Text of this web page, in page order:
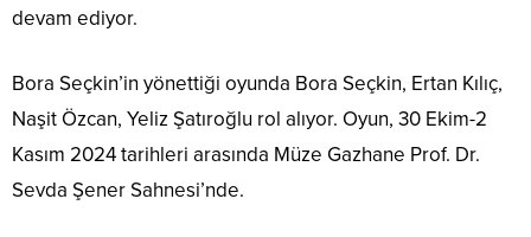
devam ediyor.
Bora Seçkin’in yönettiği oyunda Bora Seçkin, Ertan Kılıç,
Naşit Özcan, Yeliz Şatıroğlu rol alıyor. Oyun, 30 Ekim-2
Kasım 2024 tarihleri arasında Müze Gazhane Prof. Dr.
Sevda Şener Sahnesi’nde.